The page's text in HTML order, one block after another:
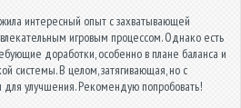
интересный опыт с захватывающей
игровым процессом. Однако есть
доработки, особенно в плане баланса и
системы. В целом, затягивающая, но с
для улучшения. Рекомендую попробовать!